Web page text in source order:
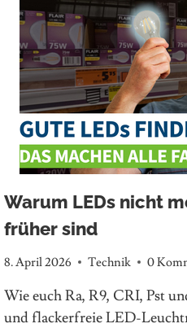
Warum LEDs nicht
früher sind
8. April 2026 Technik 0
Wie euch Ra, R9, CRI, Pst
und flackerfreie LED-